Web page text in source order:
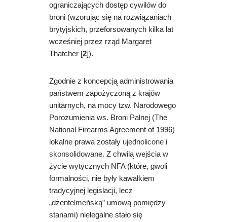
ograniczających dostęp cywilów do
broni (wzorując się na rozwiązaniach
brytyjskich, przeforsowanych kilka lat
wcześniej przez rząd Margaret
Thatcher [2]).
Zgodnie z koncepcją administrowania
państwem zapożyczoną z krajów
unitarnych, na mocy tzw. Narodowego
Porozumienia ws. Broni Palnej (The
National Firearms Agreement of 1996)
lokalne prawa zostały ujednolicone i
skonsolidowane. Z chwilą wejścia w
życie wytycznych NFA (które, gwoli
formalności, nie były kawałkiem
tradycyjnej legislacji, lecz
„dżentelmeńską” umową pomiędzy
stanami) nielegalne stało się